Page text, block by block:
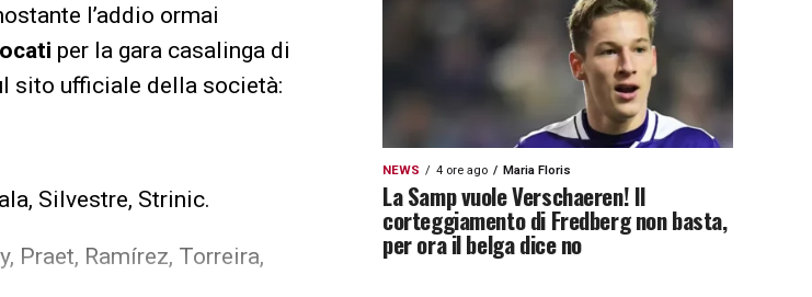
l’addio ormai
per la gara casalinga di
sito ufficiale della società:
Silvestre, Strinic.
Praet, Ramírez, Torreira,
NEWS 4 ore ago Maria Floris
La Samp vuole Verschaeren! Il
corteggiamento di Fredberg non basta,
per ora il belga dice no